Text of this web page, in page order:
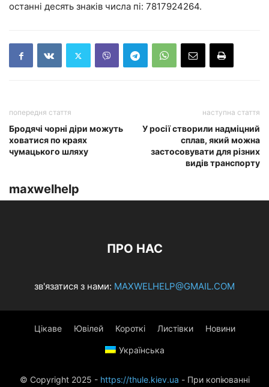
останні десять знаків числа пі: 7817924264.
попередня стаття
Бродячі чорні діри можуть
ховатися по краях
чумацького шляху
наступна стаття
У росії створили надміцний
сплав, який можна
застосовувати для різних
видів транспорту
maxwelhelp
ПРО НАС
зв'язатися з нами: MAXWELHELP@GMAIL.COM
Цікаве Ювілей Короткі Листівки Новини
Українська
© Copyright 2025 - https://thule.kiev.ua - При копіюванні